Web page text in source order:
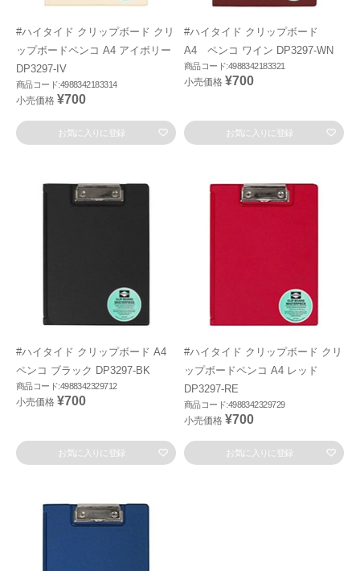
#ハイタイド クリップボード クリ
ップボードペンコ A4 アイボリー
DP3297-IV
商品コード:4988342183314
小売価格 ¥700
お気に入りに登録
#ハイタイド クリップボード
A4 ペンコ ワイン DP3297-WN
商品コード:4988342183321
小売価格 ¥700
お気に入りに登録
#ハイタイド クリップボード A4
ペンコ ブラック DP3297-BK
商品コード:4988342329712
小売価格 ¥700
お気に入りに登録
#ハイタイド クリップボード クリ
ップボードペンコ A4 レッド
DP3297-RE
商品コード:4988342329729
小売価格 ¥700
お気に入りに登録